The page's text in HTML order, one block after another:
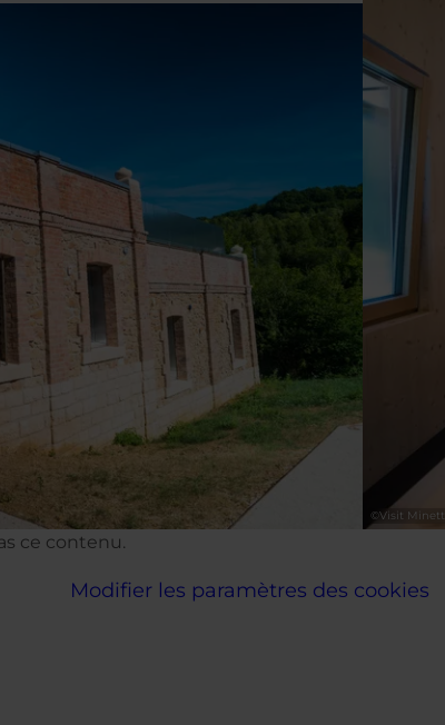
©Visit Minett
ce contenu.
Modifier les paramètres des cookies